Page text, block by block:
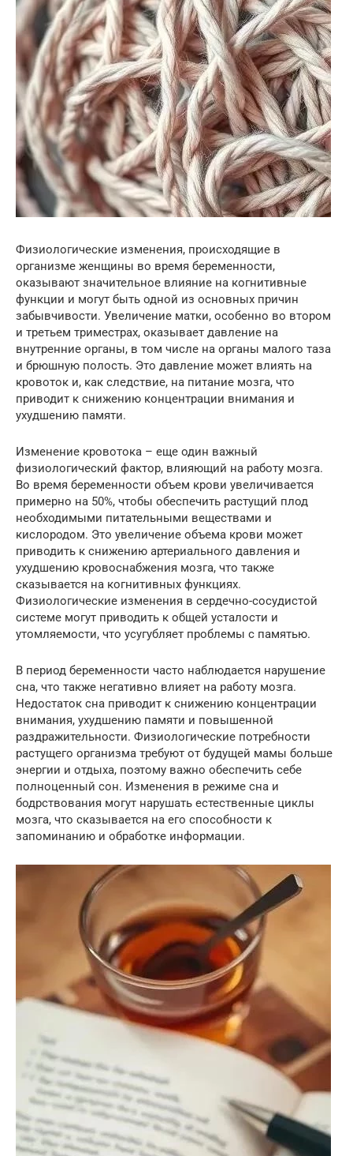
Физиологические изменения, происходящие в
организме женщины во время беременности,
оказывают значительное влияние на когнитивные
функции и могут быть одной из основных причин
забывчивости. Увеличение матки, особенно во втором
и третьем триместрах, оказывает давление на
внутренние органы, в том числе на органы малого таза
и брюшную полость. Это давление может влиять на
кровоток и, как следствие, на питание мозга, что
приводит к снижению концентрации внимания и
ухудшению памяти.
Изменение кровотока – еще один важный
физиологический фактор, влияющий на работу мозга.
Во время беременности объем крови увеличивается
примерно на 50%, чтобы обеспечить растущий плод
необходимыми питательными веществами и
кислородом. Это увеличение объема крови может
приводить к снижению артериального давления и
ухудшению кровоснабжения мозга, что также
сказывается на когнитивных функциях.
Физиологические изменения в сердечно-сосудистой
системе могут приводить к общей усталости и
утомляемости, что усугубляет проблемы с памятью.
В период беременности часто наблюдается нарушение
сна, что также негативно влияет на работу мозга.
Недостаток сна приводит к снижению концентрации
внимания, ухудшению памяти и повышенной
раздражительности. Физиологические потребности
растущего организма требуют от будущей мамы больше
энергии и отдыха, поэтому важно обеспечить себе
полноценный сон. Изменения в режиме сна и
бодрствования могут нарушать естественные циклы
мозга, что сказывается на его способности к
запоминанию и обработке информации.